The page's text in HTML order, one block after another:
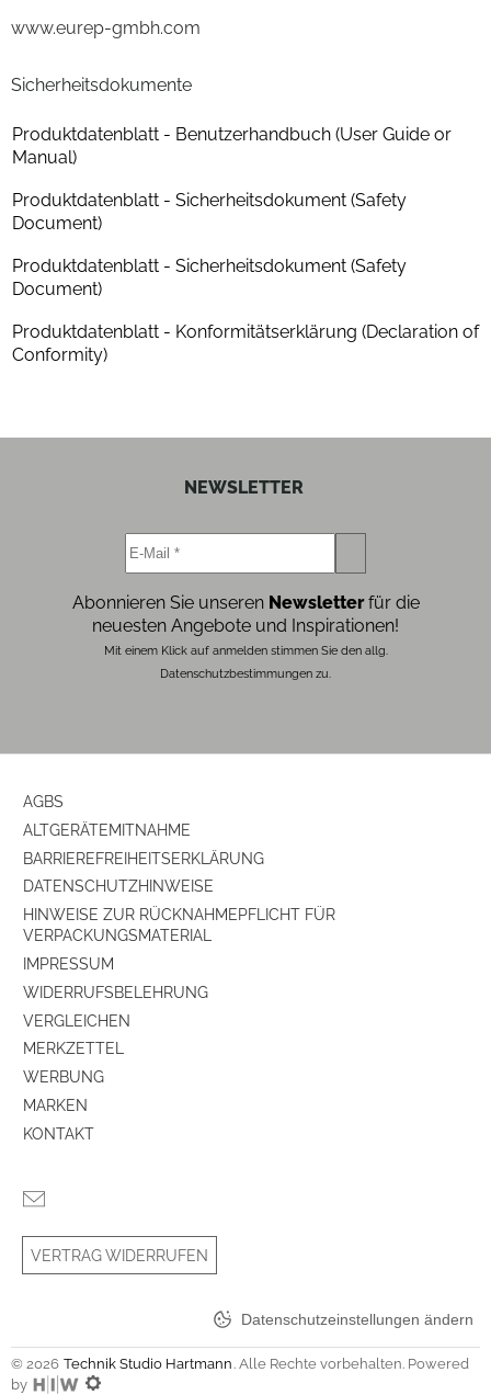
www.eurep-gmbh.com
Sicherheitsdokumente
Produktdatenblatt - Benutzerhandbuch (User Guide or
Manual)
Produktdatenblatt - Sicherheitsdokument (Safety
Document)
Produktdatenblatt - Sicherheitsdokument (Safety
Document)
Produktdatenblatt - Konformitätserklärung (Declaration of
Conformity)
NEWSLETTER
Abonnieren Sie unseren Newsletterfür die
neuesten Angebote und Inspirationen!
Mit einem Klick auf anmelden stimmen Sie den allg.
Datenschutzbestimmungen zu.
AGBS
ALTGERÄTEMITNAHME
BARRIEREFREIHEITSERKLÄRUNG
DATENSCHUTZHINWEISE
HINWEISE ZUR RÜCKNAHMEPFLICHT FÜR
VERPACKUNGSMATERIAL
IMPRESSUM
WIDERRUFSBELEHRUNG
VERGLEICHEN
MERKZETTEL
WERBUNG
MARKEN
KONTAKT
VERTRAG WIDERRUFEN
Datenschutzeinstellungen ändern
© 2026 Technik Studio Hartmann . Alle Rechte vorbehalten. Powered
by